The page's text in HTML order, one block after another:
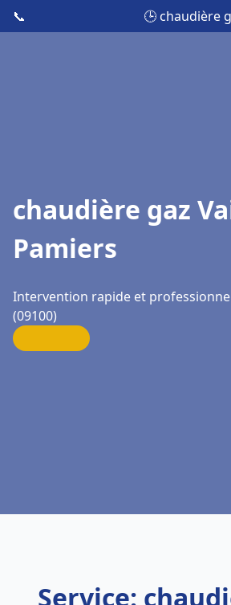
📞 🕒 chaudière
chaudière gaz
Pamiers
Intervention rapide et
(09100)
Service: